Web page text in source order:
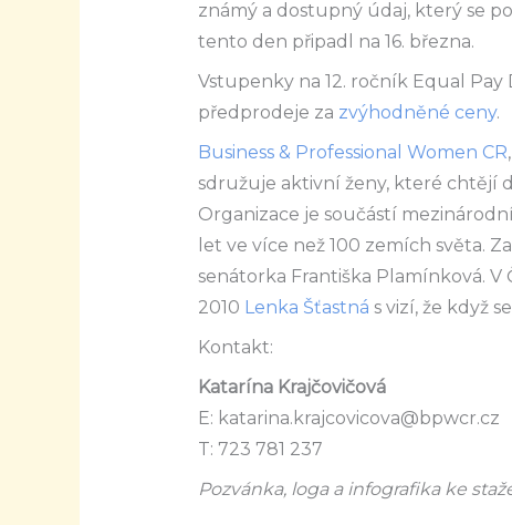
známý a dostupný údaj, který se
tento den připadl na 16. března.
Vstupenky na 12. ročník Equal
předprodeje za zvýhodněné ceny.
Business & Professional Women CR
sdružuje aktivní ženy, které chtějí
Organizace je součástí
let ve více než 100 zemích světa.
senátorka Františka Plamínková. V
2010 Lenka Šťastná s vizí, že když
Kontakt:
Katarína Krajčovičová
E: katarina.krajcovicova@bpwcr.cz
T: 723 781 237
Pozvánka, loga a infografika ke